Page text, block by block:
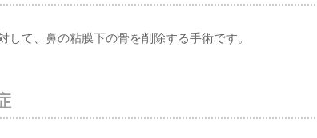
して、鼻の粘膜下の骨を削除する手術です。